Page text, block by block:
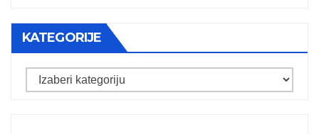
KATEGORIJE
Kategorije